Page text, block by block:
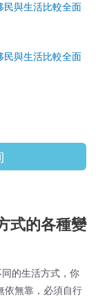
民與生活比較全面
民與生活比較全面
式的各種變
的生活方式，你
依無靠，必須自行